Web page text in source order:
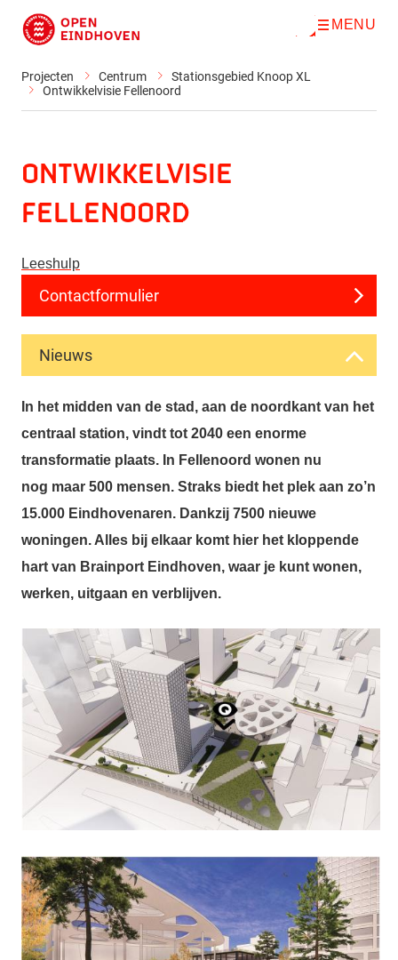
Direct naar de inhoud
O
n
MENU
Projecten Centrum
Stationsgebied Knoop XL
Ontwikkelvisie Fellenoord
Ontwikkelvisie
Fellenoord
Leeshulp
Contactformulier
Nieuws
In het midden van de stad, aan de noordkant van het
centraal station, vindt tot 2040 een enorme
transformatie plaats. In Fellenoord wonen nu
nog maar 500 mensen. Straks biedt het plek aan zo’n
15.000 Eindhovenaren. Dankzij 7500 nieuwe
woningen. Alles bij elkaar komt hier het kloppende
hart van Brainport Eindhoven, waar je kunt wonen,
werken, uitgaan en verblijven.